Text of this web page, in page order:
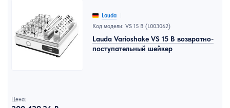
Lauda
Код модели: VS 15 B (L003062)
Lauda Varioshake VS 15 B возвратно-
поступательный шейкер
Цена: